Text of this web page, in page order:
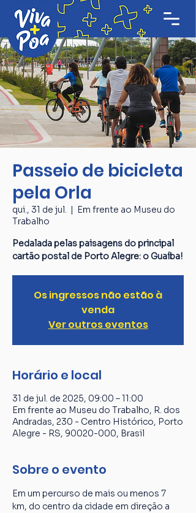
Passeio de bicicleta
pela Orla
qui., 31 de jul.
  |
Em frente ao Museu do
Trabalho
Pedalada pelas paisagens do principal
cartão postal de Porto Alegre: o Guaíba!
Os ingressos não estão à
venda
Ver outros eventos
Horário e local
31 de jul. de 2025, 09:00 – 11:00
Em frente ao Museu do Trabalho, R. dos
Andradas, 230 - Centro Histórico, Porto
Alegre - RS, 90020-000, Brasil
Sobre o evento
Em um percurso de mais ou menos 7
km, do centro da cidade em direção a